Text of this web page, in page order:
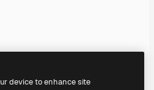
Premium
Premium
device to enhance site